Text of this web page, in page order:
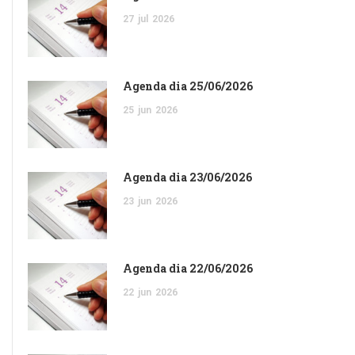
27 jul 2026
Agenda dia 25/06/2026
25 jun 2026
Agenda dia 23/06/2026
23 jun 2026
Agenda dia 22/06/2026
22 jun 2026